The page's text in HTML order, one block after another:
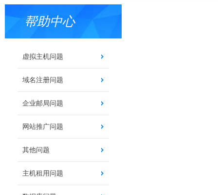
帮助中心
虚拟主机问题
域名注册问题
企业邮局问题
网站推广问题
其他问题
主机租用问题